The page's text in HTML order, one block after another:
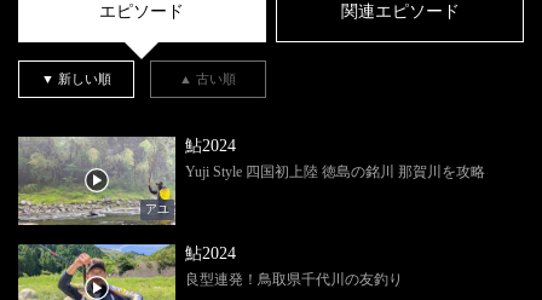
エピソード 関連エピソード
▼ 新しい順 ▲ 古い順
アユ
鮎2024
Yuji Style 四国初上陸 徳島の銘川 那賀川を攻略
鮎2024
良型連発！鳥取県千代川の友釣り